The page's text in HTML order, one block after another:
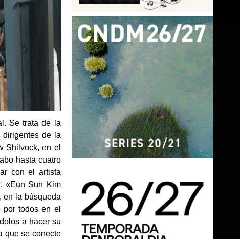
Se trata de la
dirigentes de la
Shilvock, en el
hasta cuatro
con el artista
«Eun Sun Kim
en la búsqueda
todos en el
a hacer su
que se conecte